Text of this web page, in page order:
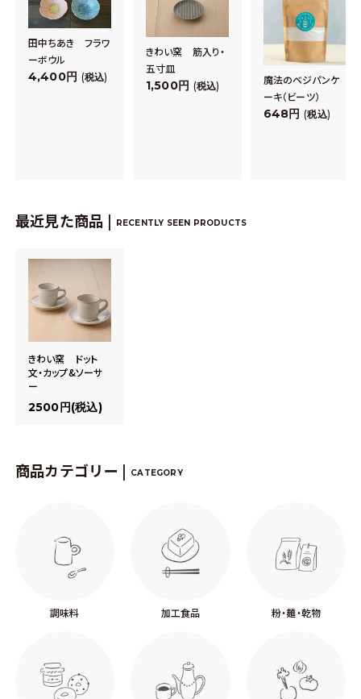
田中ちあき フラワ
ーボウル
4,400 税込
きわい窯 筋入り・
五寸皿
1,500 税込
魔法のベジパンケ
ーキ（ビーツ）
648 税込
最近見た商品 | RECENTLY SEEN PRODUCTS
きわい窯 ドット
文・カップ&ソーサ
ー
2500円(税込)
商品カテゴリー | CATEGORY
調味料 加工食品 粉・麺・乾物